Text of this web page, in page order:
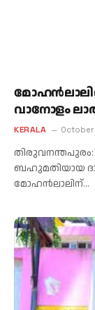
വാനോളം
KERALA October
തിരുവനന്തപുരം:
ബഹുമതിയായ
മോഹന്‍ലാലിന്…